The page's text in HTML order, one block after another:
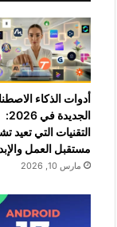
أدوات الذكاء
الجديدة في 2026:
التقنيات التي تعيد
مستقبل العمل
مارس 10, 2026